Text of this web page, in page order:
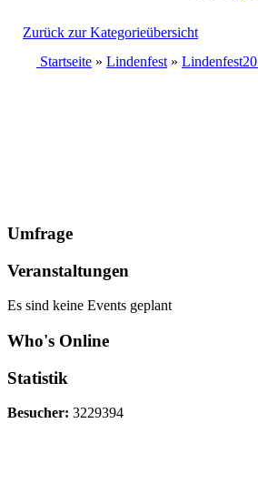
Zurück zur Kategorieübersicht
Startseite » Lindenfest »
Umfrage
Veranstaltungen
Es sind keine Events geplant
Who's Online
Statistik
Besucher: 3229394